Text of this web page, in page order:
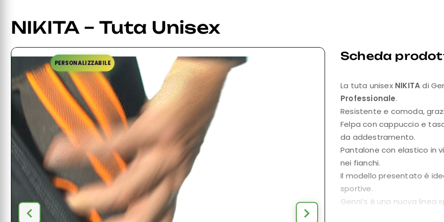
NIKITA – Tuta Unisex
PERSONALIZZABILE
Scheda
La tuta unisex NIKITAdi
Professionale.
Resistente e comoda,
Felpa con cappuccio e
da addestramento.
Pantalone con elastico in
nei fianchi.
Il modello presentato è
sportive.
Genni’s è una nuova linea